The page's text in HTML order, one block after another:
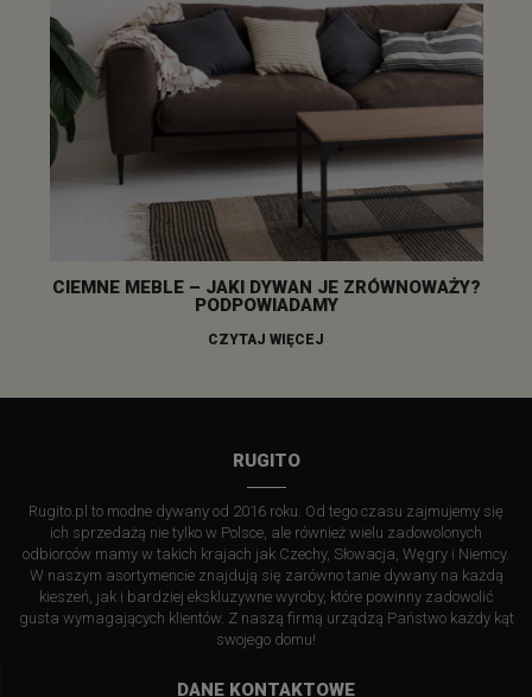
CIEMNE MEBLE – JAKI DYWAN JE ZRÓWNOWAŻY?
PODPOWIADAMY
CZYTAJ WIĘCEJ
RUGITO
Rugito.pl to modne dywany od 2016 roku. Od tego czasu zajmujemy się
ich sprzedażą nie tylko w Polsce, ale również wielu zadowolonych
odbiorców mamy w takich krajach jak Czechy, Słowacja, Węgry i Niemcy.
W naszym asortymencie znajdują się zarówno tanie dywany na każdą
kieszeń, jak i bardziej ekskluzywne wyroby, które powinny zadowolić
gusta wymagających klientów. Z naszą firmą urządzą Państwo każdy kąt
swojego domu!
DANE KONTAKTOWE